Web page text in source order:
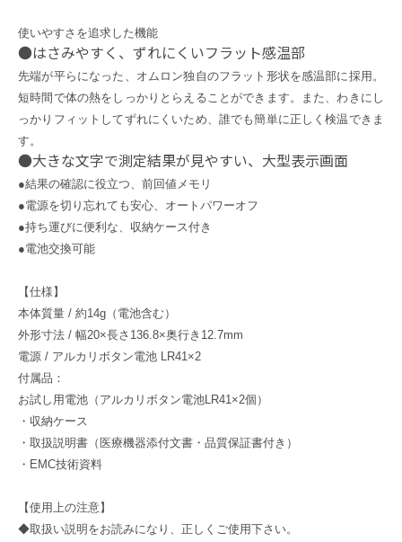
使いやすさを追求した機能
●はさみやすく、ずれにくいフラット感温部
先端が平らになった、オムロン独自のフラット形状を感温部に採用。
短時間で体の熱をしっかりとらえることができます。また、わきにし
っかりフィットしてずれにくいため、誰でも簡単に正しく検温できま
す。
●大きな文字で測定結果が見やすい、大型表示画面
●結果の確認に役立つ、前回値メモリ
●電源を切り忘れても安心、オートパワーオフ
●持ち運びに便利な、収納ケース付き
●電池交換可能
【仕様】
本体質量 / 約14g（電池含む）
外形寸法 / 幅20×長さ136.8×奥行き12.7mm
電源 / アルカリボタン電池 LR41×2
付属品：
お試し用電池（アルカリボタン電池LR41×2個）
・収納ケース
・取扱説明書（医療機器添付文書・品質保証書付き）
・EMC技術資料
【使用上の注意】
◆取扱い説明をお読みになり、正しくご使用下さい。